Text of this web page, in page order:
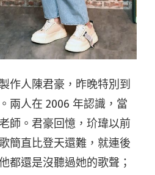
作人陳君豪，昨晚特別到
兩人在 2006 年認識，當
師。君豪回憶，玠瑋以前
簡直比登天還難，就連後
都還是沒聽過她的歌聲；